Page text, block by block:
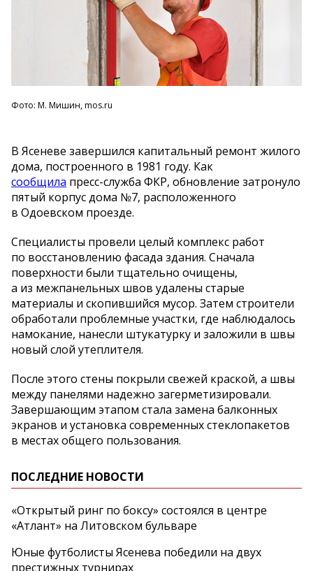
Фото: М. Мишин, mos.ru
В Ясеневе завершился капитальный ремонт жилого
дома, построенного в 1981 году. Как
сообщила пресс-служба ФКР, обновление затронуло
пятый корпус дома №7, расположенного
в Одоевском проезде.
Специалисты провели целый комплекс работ
по восстановлению фасада здания. Сначала
поверхности были тщательно очищены,
а из межпанельных швов удалены старые
материалы и скопившийся мусор. Затем строители
обработали проблемные участки, где наблюдалось
намокание, нанесли штукатурку и заложили в швы
новый слой утеплителя.
После этого стены покрыли свежей краской, а швы
между панелями надежно загерметизировали.
Завершающим этапом стала замена балконных
экранов и установка современных стеклопакетов
в местах общего пользования.
ПОСЛЕДНИЕ НОВОСТИ
«Открытый ринг по боксу» состоялся в центре
«Атлант» на Литовском бульваре
Юные футболисты Ясенева победили на двух
престижных турнирах